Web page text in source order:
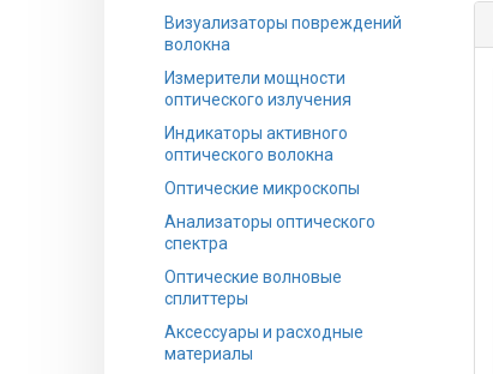
Визуализаторы повреждений
волокна
Измерители мощности
оптического излучения
Индикаторы активного
оптического волокна
Оптические микроскопы
Анализаторы оптического
спектра
Оптические волновые
сплиттеры
Аксессуары и расходные
материалы